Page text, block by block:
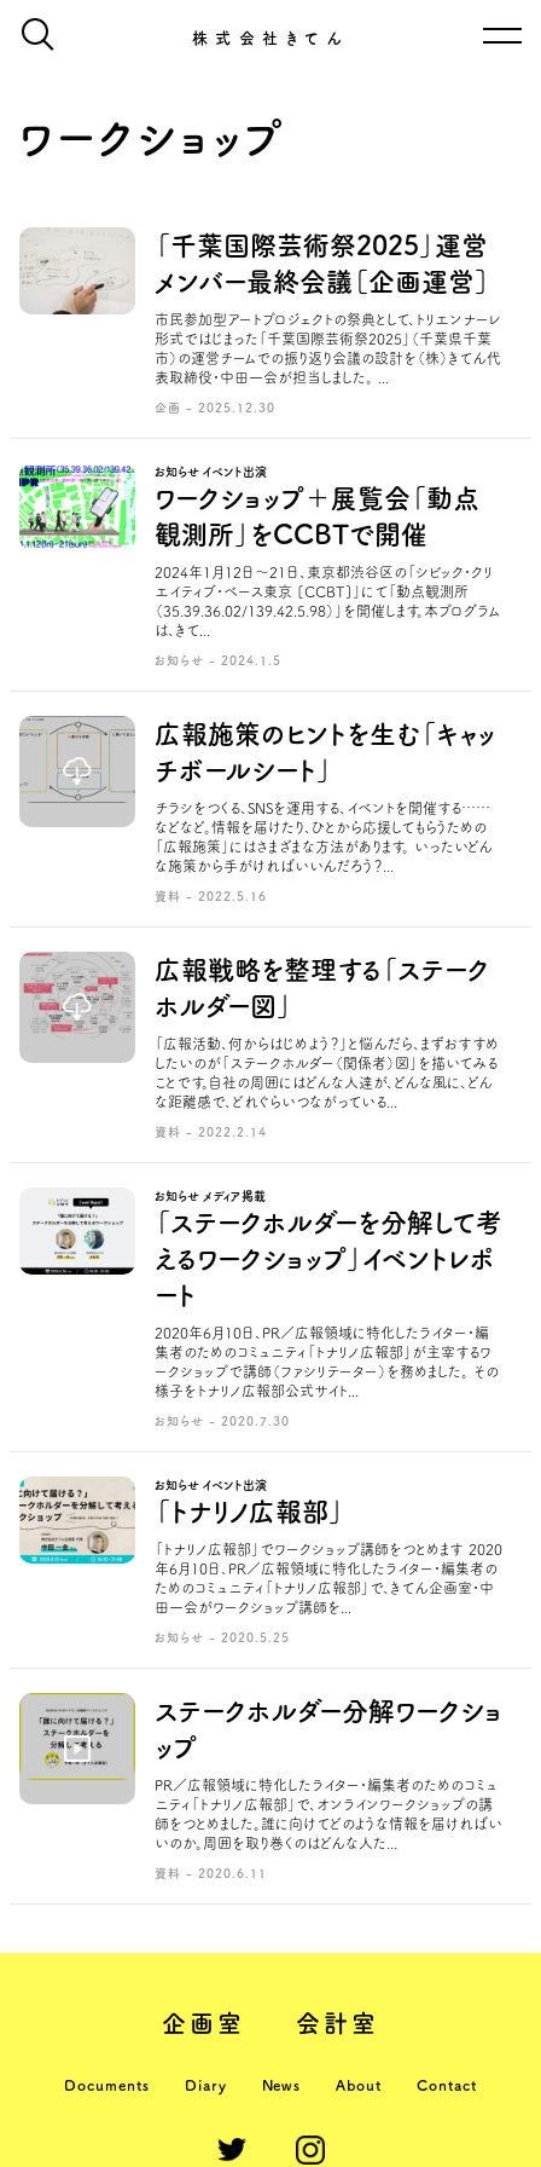
株式会社きてん
ワークショップ
「千葉国際芸術祭2025」運営
メンバー最終会議［企画運営］
市民参加型アートプロジェクトの祭典として、トリエンナーレ
形式ではじまった「千葉国際芸術祭2025」（千葉県千葉
市）の運営チームでの振り返り会議の設計を（株）きてん代
表取締役・中田一会が担当しました。 ...
企画 - 2025.12.30
お知らせ イベント出演
ワークショップ＋展覧会「動点
観測所」をCCBTで開催
2024年1月12日〜21日、東京都渋谷区の「シビック・クリ
エイティブ・ベース東京 [CCBT]」にて「動点観測所
（35.39.36.02/139.42.5.98）」を開催します。本プログラム
は、きて...
お知らせ - 2024.1.5
広報施策のヒントを生む「キャッ
チボールシート」
チラシをつくる、SNSを運用する、イベントを開催する……
などなど。情報を届けたり、ひとから応援してもらうための
「広報施策」にはさまざまな方法があります。 いったいどん
な施策から手がければいいんだろう？...
資料 - 2022.5.16
広報戦略を整理する「ステーク
ホルダー図」
「広報活動、何からはじめよう？」と悩んだら、まずおすすめ
したいのが「ステークホルダー（関係者）図」を描いてみる
ことです。自社の周囲にはどんな人達が、どんな風に、どん
な距離感で、どれぐらいつながっている...
資料 - 2022.2.14
お知らせ メディア掲載
「ステークホルダーを分解して考
えるワークショップ」イベントレポ
ート
2020年6月10日、PR／広報領域に特化したライター・編
集者のためのコミュニティ「トナリノ広報部」が主宰するワ
ークショップで講師（ファシリテーター）を務めました。 その
様子をトナリノ広報部公式サイト...
お知らせ - 2020.7.30
お知らせ イベント出演
「トナリノ広報部」
「トナリノ広報部」でワークショップ講師をつとめます 2020
年6月10日、PR／広報領域に特化したライター・編集者の
ためのコミュニティ「トナリノ広報部」で、きてん企画室・中
田一会がワークショップ講師を...
お知らせ - 2020.5.25
ステークホルダー分解ワークショ
ップ
PR／広報領域に特化したライター・編集者のためのコミュ
ニティ「トナリノ広報部」で、オンラインワークショップの講
師をつとめました。誰に向けてどのような情報を届ければい
いのか。周囲を取り巻くのはどんな人た...
資料 - 2020.6.11
企画室 会計室
Documents Diary News About Contact